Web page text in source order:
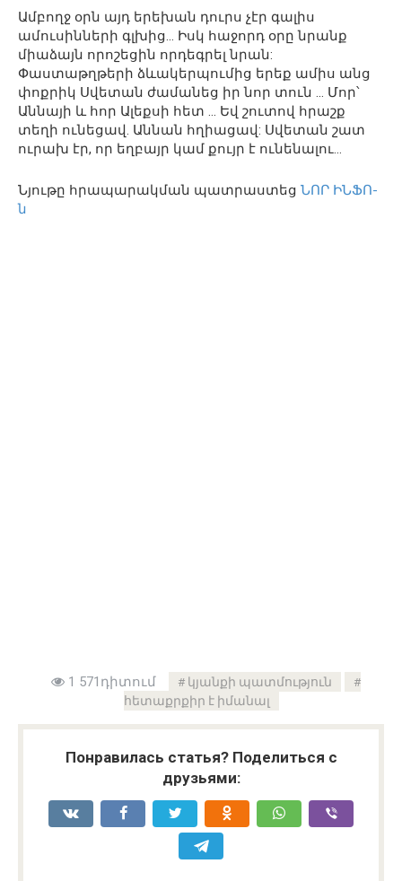
Ամբողջ օրն այդ երեխան դուրս չէր գալիս
ամուսինների գլխից… Իսկ հաջորդ օրը նրանք
միաձայն որոշեցին որդեգրել նրան:
Փաստաթղթերի ձևակերպումից երեք ամիս անց
փոքրիկ Սվետան ժամանեց իր նոր տուն … Մոր՝
Աննայի և հոր Ալեքսի հետ … Եվ շուտով հրաշք
տեղի ունեցավ. Աննան հղիացավ: Սվետան շատ
ուրախ էր, որ եղբայր կամ քույր է ունենալու…
Նյութը հրապարակման պատրաստեց ՆՈՐ ԻՆՖՈ-
ն
1 571դիտում
կյանքի պատմություն
հետաքրքիր է իմանալ
Понравилась статья? Поделиться с
друзьями: